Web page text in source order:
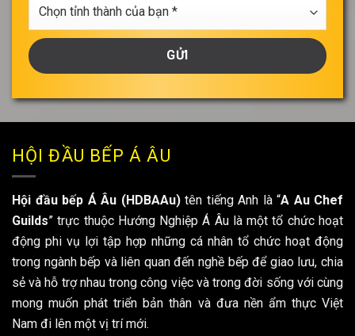
bạn
tỉnh
thành
của
bạn
HỘI ĐẦU BẾP Á ÂU
Hội đầu bếp Á Âu (HDBAAu)tên tiếng Anh là “A Au Chef
Guilds” trực thuộc Hướng Nghiệp Á Âu là một tổ chức hoạt
động phi vụ lợi tập hợp những cá nhân tổ chức hoạt động
trong ngành bếp và liên quan đến nghề bếp để giao lưu, chia
sẻ và hỗ trợ nhau trong công việc và trong đời sống với cùng
mong muốn phát triển bản thân và đưa nền ẩm thực Việt
Nam đi lên một vị trí mới.